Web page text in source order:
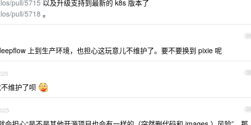
pull/5715 以及升级支持到最新的 k8s 版本了
pull/5718 。
31
上到生产环境，也担心这玩意儿不维护了。要不要换到 pixie 呢
32
维护了呗
33